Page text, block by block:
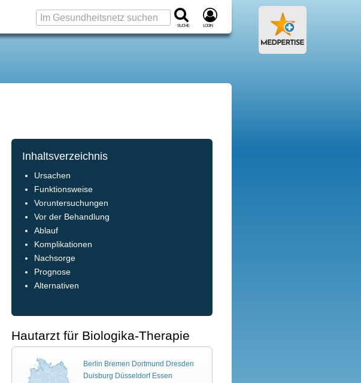
Suche Login
Inhaltsverzeichnis
Ursachen
Funktionsweise
Voruntersuchungen
Vor der Behandlung
Ablauf
Komplikationen
Nachsorge
Prognose
Alternativen
Hautarzt für Biologika-Therapie
Berlin Bremen Dortmund Dresden
Duisburg Düsseldorf Essen